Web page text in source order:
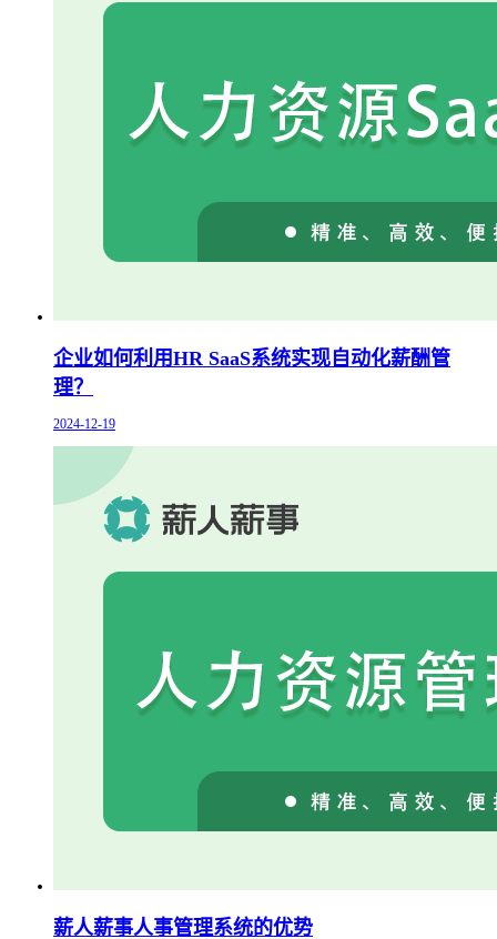
企业如何利用HR SaaS系统实现自动化薪酬管
理？
2024-12-19
薪人薪事人事管理系统的优势